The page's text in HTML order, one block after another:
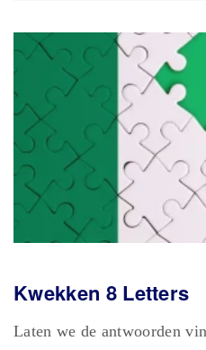
Kwekken 8 Letters
Laten we de antwoorden